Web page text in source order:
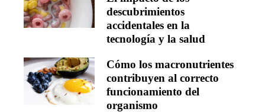
descubrimientos
accidentales en la
tecnología y la salud
Cómo los macronutrientes
contribuyen al correcto
funcionamiento del
organismo